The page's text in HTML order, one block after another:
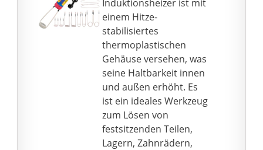
lange und flexible Kabel
in eine einfache,
haushaltsübliche 230
Volt-Steckdose ein. Die
digitale Temperatur-
Anzeige sowie die
Möglichkeit, die
Temperatur regulieren
zu können bieten eine
effiziente Möglichkeit
Induktionsheizer ist mit
einem Hitze-
stabilisiertes
thermoplastischen
Gehäuse versehen, was
seine Haltbarkeit innen
und außen erhöht. Es
ist ein ideales Werkzeug
zum Lösen von
festsitzenden Teilen,
Lagern, Zahnrädern,